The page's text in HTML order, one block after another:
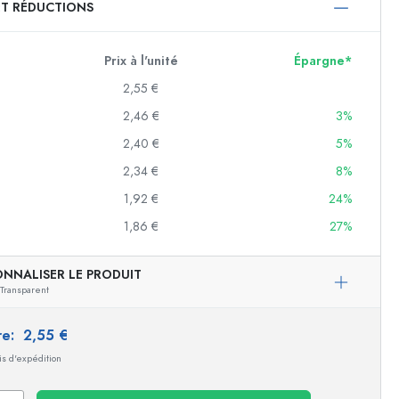
ml
ml
RÉDUCTIONS
Prix à l'unité
Épargne*
2,55 €
2,46 €
3%
2,40 €
5%
2,34 €
8%
1,92 €
24%
1,86 € 27%
LE PRODUIT
Transparent
2,55 €
d'expédition